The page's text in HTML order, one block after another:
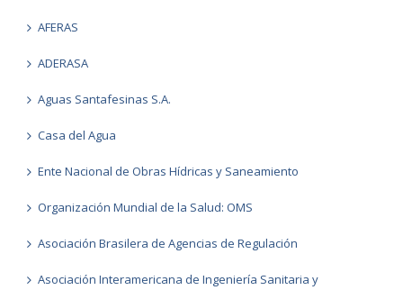
AFERAS
ADERASA
Aguas Santafesinas S.A.
Casa del Agua
Ente Nacional de Obras Hídricas y Saneamiento
Organización Mundial de la Salud: OMS
Asociación Brasilera de Agencias de Regulación
Asociación Interamericana de Ingeniería Sanitaria y